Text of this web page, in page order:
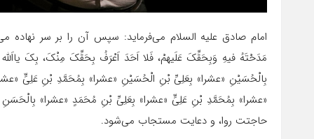
امام صادق علیه السلام می‌فرماید: سپس آن را بر سر نهاده
مَدَحْتَهُ فیهِ وَبِحَقِّکَ عَلَیهمْ، فَلا اَحَدَ اَعْرَفُ بِحَقِّکَ مِنْکَ، بِکَ
بِالْحُسَیْنِ «عشرا» بِعَلِیِّ بْنِ الْحُسَیْنِ «عشرا» بِمُحَمَّدِ بْنِ عَلِیٍّ
«عشرا» بِمُحَمَّدِ بْنِ عَلِیٍّ «عشرا» بِعَلِیِّ بْنِ مُحَمَدٍ «عشرا»
حاجتت روا، و دعایت مستجاب می‌شود.